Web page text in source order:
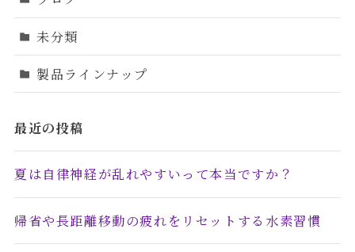
未分類
製品ラインナップ
最近の投稿
夏は自律神経が乱れやすいって本当ですか？
帰省や長距離移動の疲れをリセットする水素習慣